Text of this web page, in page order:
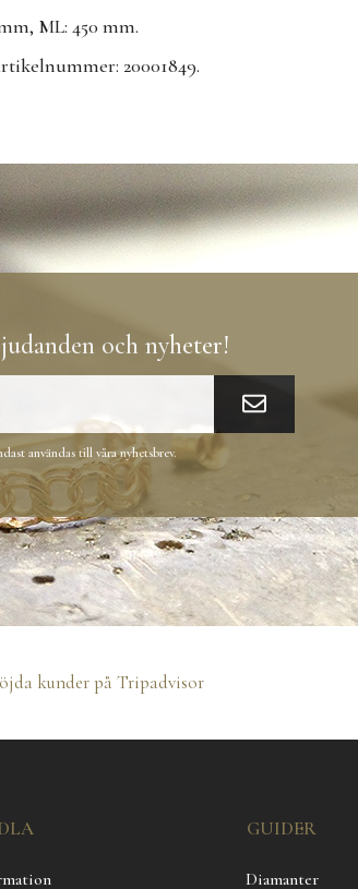
ML: 450 mm.
20001849.
och nyheter!
användas till våra nyhetsbrev.
kunder på Tripadvisor
GUIDER
Diamanter